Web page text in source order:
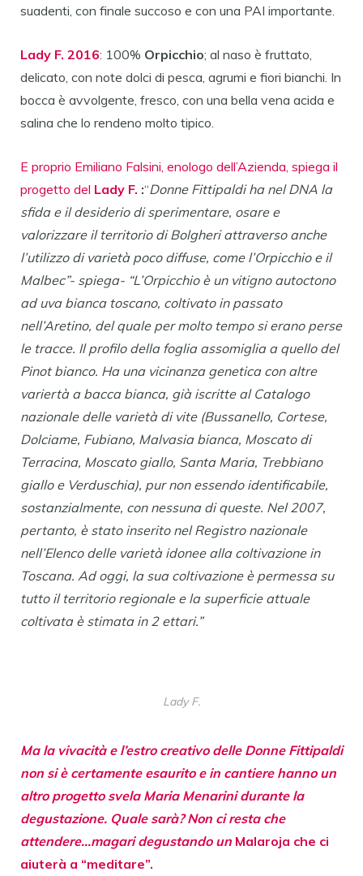
suadenti, con finale succoso e con una PAI importante.
Lady F. 2016: 100% Orpicchio; al naso è fruttato,
delicato, con note dolci di pesca, agrumi e fiori bianchi. In
bocca è avvolgente, fresco, con una bella vena acida e
salina che lo rendeno molto tipico.
E proprio Emiliano Falsini, enologo dell’Azienda, spiega il
progetto del Lady F. :“Donne Fittipaldi ha nel DNA la
sfida e il desiderio di sperimentare, osare e
valorizzare il territorio di Bolgheri attraverso anche
l’utilizzo di varietà poco diffuse, come l’Orpicchio e il
Malbec”- spiega- “L’Orpicchio è un vitigno autoctono
ad uva bianca toscano, coltivato in passato
nell’Aretino, del quale per molto tempo si erano perse
le tracce. Il profilo della foglia assomiglia a quello del
Pinot bianco. Ha una vicinanza genetica con altre
variertà a bacca bianca, già iscritte al Catalogo
nazionale delle varietà di vite (Bussanello, Cortese,
Dolciame, Fubiano, Malvasia bianca, Moscato di
Terracina, Moscato giallo, Santa Maria, Trebbiano
giallo e Verduschia), pur non essendo identificabile,
sostanzialmente, con nessuna di queste. Nel 2007,
pertanto, è stato inserito nel Registro nazionale
nell’Elenco delle varietà idonee alla coltivazione in
Toscana. Ad oggi, la sua coltivazione è permessa su
tutto il territorio regionale e la superficie attuale
coltivata è stimata in 2 ettari.”
Lady F.
Ma la vivacità e l’estro creativo delle Donne Fittipaldi
non si è certamente esaurito e in cantiere hanno un
altro progetto svela Maria Menarini durante la
degustazione. Quale sarà? Non ci resta che
attendere…magari degustando un Malaroja che ci
aiuterà a “meditare”.